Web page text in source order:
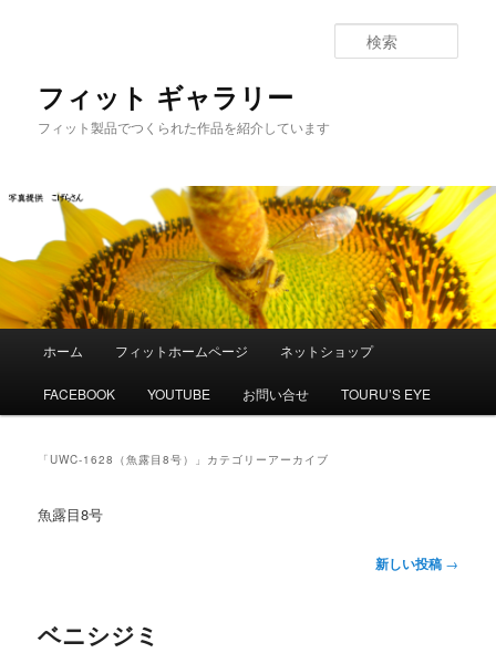
へ
移
フィット ギャラリー
フィット製品でつくられた作品を紹介しています
索
メ
ホーム フィットホームページ ネットショップ
FACEBOOK YOUTUBE お問い合せ TOURU’S EYE
「UWC-1628（魚露目8号） 」カテゴリーアーカイブ
魚露目8号
ビ
新しい投稿 →
ベニシジミ